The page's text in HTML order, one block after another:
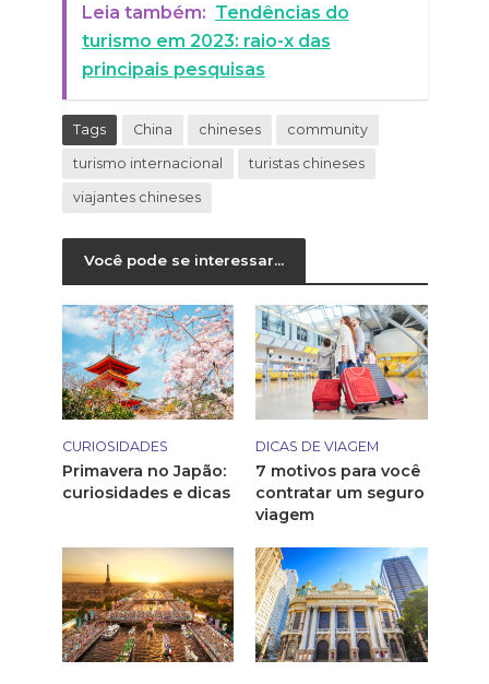
Leia também: Tendências do
turismo em 2023: raio-x das
principais pesquisas
Tags China chineses community
turismo internacional turistas chineses
viajantes chineses
Você pode se interessar...
CURIOSIDADES
Primavera no Japão:
curiosidades e dicas
DICAS DE VIAGEM
7 motivos para você
contratar um seguro
viagem